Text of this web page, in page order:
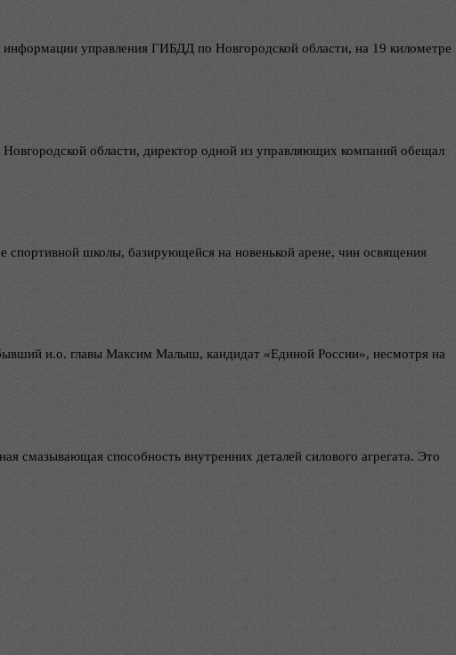
управления ГИБДД по Новгородской области, на 19 километре
области, директор одной из управляющих компаний обещал
спортивной школы, базирующейся на новенькой арене, чин освящения
и.о. главы Максим Малыш, кандидат «Единой России», несмотря на
смазывающая способность внутренних деталей силового агрегата. Это